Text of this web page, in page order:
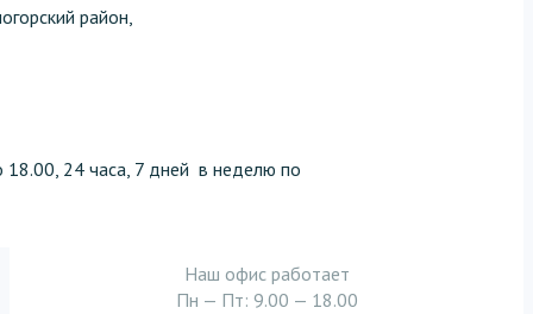
район,
24 часа, 7 дней в неделю по
Наш офис работает
Пн — Пт: 9.00 — 18.00